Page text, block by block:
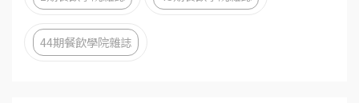
44期餐飲學院雜誌